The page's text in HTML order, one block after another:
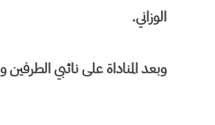
الوزاني.
وبعد المناداة على نائبي